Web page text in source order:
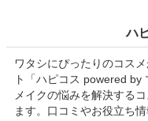
ハ
ワタシにぴったりのコス
ト「ハピコス powered by
メイクの悩みを解決する
ます。口コミやお役立ち情